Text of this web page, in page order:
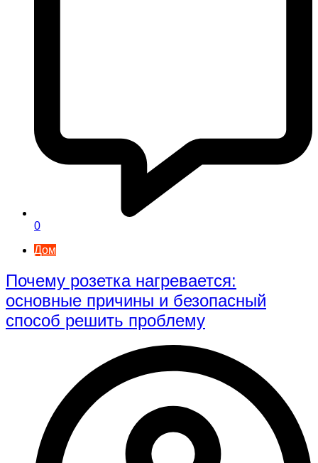
0
Дом
Почему розетка нагревается:
основные причины и безопасный
способ решить проблему